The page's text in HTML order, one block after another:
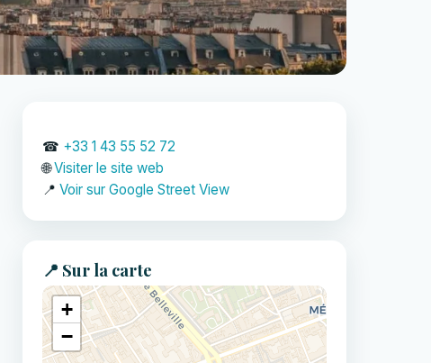
☎ +33 1 43 55 52 72
🌐Visiter le site web
📍 Voir sur Google Street View
📍 Sur la carte
+
−